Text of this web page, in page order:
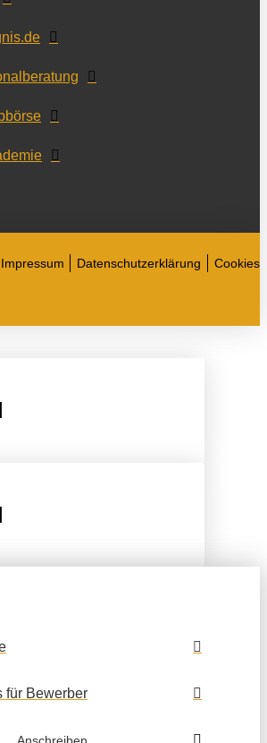
Impressum Datenschutzerklärung Cookies
für Bewerber